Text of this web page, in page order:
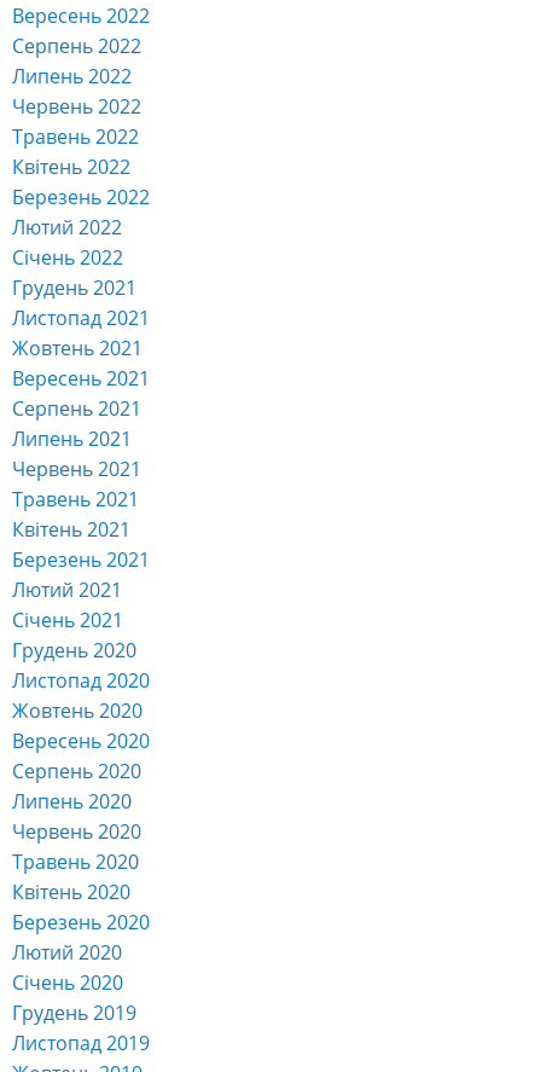
Вересень 2022
Серпень 2022
Липень 2022
Червень 2022
Травень 2022
Квітень 2022
Березень 2022
Лютий 2022
Січень 2022
Грудень 2021
Листопад 2021
Жовтень 2021
Вересень 2021
Серпень 2021
Липень 2021
Червень 2021
Травень 2021
Квітень 2021
Березень 2021
Лютий 2021
Січень 2021
Грудень 2020
Листопад 2020
Жовтень 2020
Вересень 2020
Серпень 2020
Липень 2020
Червень 2020
Травень 2020
Квітень 2020
Березень 2020
Лютий 2020
Січень 2020
Грудень 2019
Листопад 2019